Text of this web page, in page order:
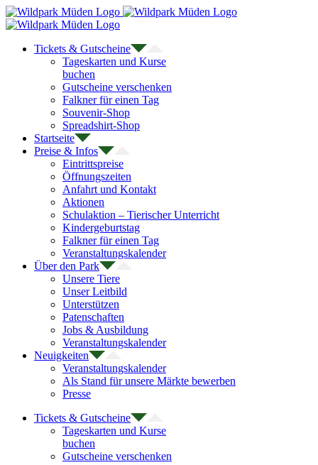
Zum
Inhalt
Tickets & Gutscheine
Tageskarten und Kurse
buchen
Gutscheine verschenken
Falkner für einen Tag
Souvenir-Shop
Spreadshirt-Shop
Startseite
Preise & Infos
Eintrittspreise
Öffnungszeiten
Anfahrt und Kontakt
Aktionen
Schulaktion – Tierischer Unterricht
Kindergeburtstag
Falkner für einen Tag
Veranstaltungskalender
Über den Park
Unsere Tiere
Unser Leitbild
Unterstützen
Patenschaften
Jobs & Ausbildung
Veranstaltungskalender
Neuigkeiten
Veranstaltungskalender
Als Stand für unsere Märkte bewerben
Presse
Tickets & Gutscheine
Tageskarten und Kurse
buchen
Gutscheine verschenken